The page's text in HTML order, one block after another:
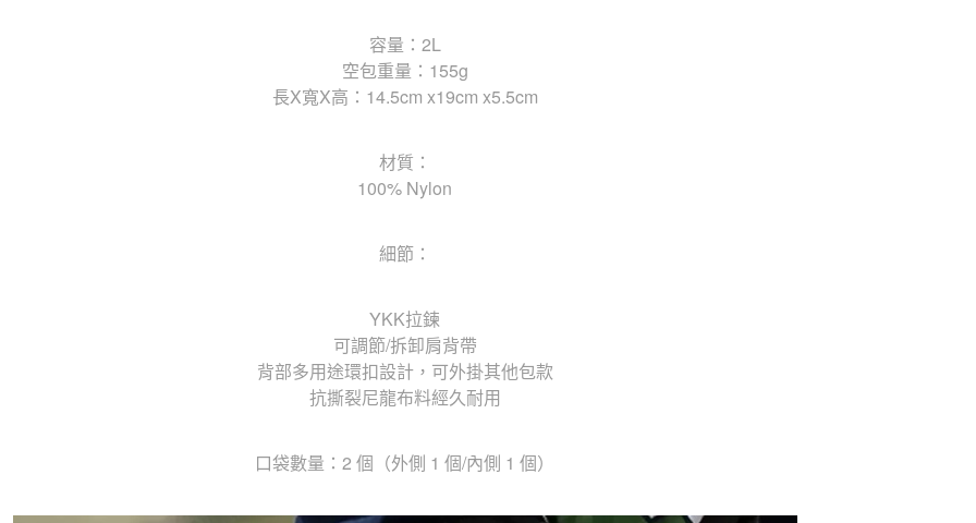
容量：2L
空包重量：155g
長X寬X高：14.5cm x19cm x5.5cm
材質：
100% Nylon
細節：
YKK拉鍊
可調節/拆卸肩背帶
背部多用途環扣設計，可外掛其他包款
抗撕裂尼龍布料經久耐用
口袋數量：2 個（外側 1 個/內側 1 個）